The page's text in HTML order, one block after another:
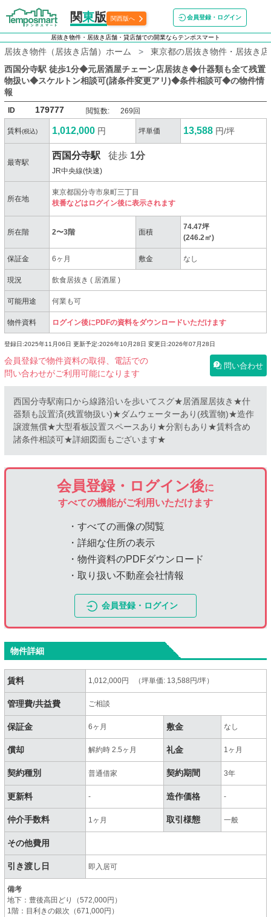
関東版 関西版へ 会員登録・ログイン
居抜き物件・居抜き店舗・貸店舗での開業ならテンポスマート
居抜き物件（居抜き店舗）ホーム
東京都の居抜き物件・居抜き
西国分寺駅 徒歩1分◆元居酒屋チェーン店居抜き◆什器類も全て残置
物扱い◆スケルトン相談可(諸条件変更アリ)◆条件相談可◆の物件情
報
ID 179777 閲覧数: 269回
賃料(税込) 1,012,000 円 坪単価 13,588 円/坪
最寄駅
西国分寺駅 徒歩 1分
JR中央線(快速)
所在地
東京都国分寺市泉町三丁目
枝番などはログイン後に表示されます
所在階 2〜3階 面積
74.47坪
(246.2㎡)
保証金 6ヶ月 敷金 なし
現況 飲食居抜き( 居酒屋)
可能用途 何業も可
物件資料 ログイン後にPDFの資料をダウンロードいただけます
登録日:2025年11月06日 更新予定:2026年10月28日 変更日:2026年07月28日
会員登録で物件資料の取得、電話での
問い合わせがご利用可能になります
問い合わせ
西国分寺駅南口から線路沿いを歩いてスグ★居酒屋居抜き★什
器類も設置済(残置物扱い)★ダムウェーターあり(残置物)★造作
譲渡無償★大型看板設置スペースあり★分割もあり★賃料含め
諸条件相談可★詳細図面もございます★
会員登録・ログイン後に
すべての機能がご利用いただけます
・すべての画像の閲覧
・詳細な住所の表示
・物件資料のPDFダウンロード
・取り扱い不動産会社情報
会員登録・ログイン
物件詳細
賃料 1,012,000円 （坪単価: 13,588円/坪）
管理費/共益費 ご相談
保証金 6ヶ月 敷金 なし
償却 解約時 2.5ヶ月 礼金 1ヶ月
契約種別 普通借家 契約期間 3年
更新料 - 造作価格 -
仲介手数料 1ヶ月 取引様態 一般
その他費用
引き渡し日 即入居可
備考
地下：豊後高田どり（572,000円）
1階：目利きの銀次（671,000円）